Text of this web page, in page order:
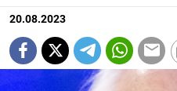
20.08.2023